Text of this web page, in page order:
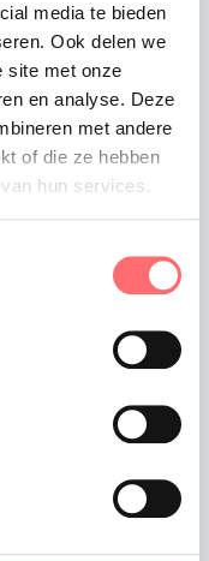
media te bieden
Ook delen we
site met onze
en analyse. Deze
met andere
of die ze hebben
hun services.